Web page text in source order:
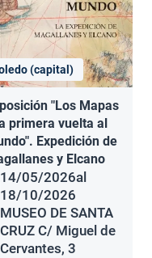
(capital)
"Los Mapas
primera vuelta al
Expedición de
y Elcano
14/05/2026al
18/10/2026
MUSEO DE SANTA
CRUZ C/ Miguel de
Cervantes, 3